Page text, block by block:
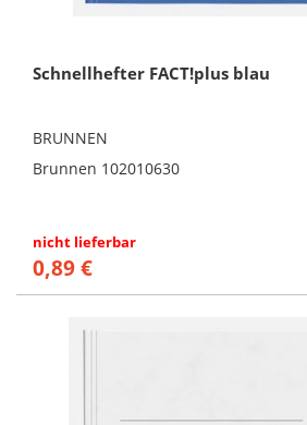
Schnellhefter FACT!plus blau
BRUNNEN
Brunnen 102010630
nicht lieferbar
0,89 €